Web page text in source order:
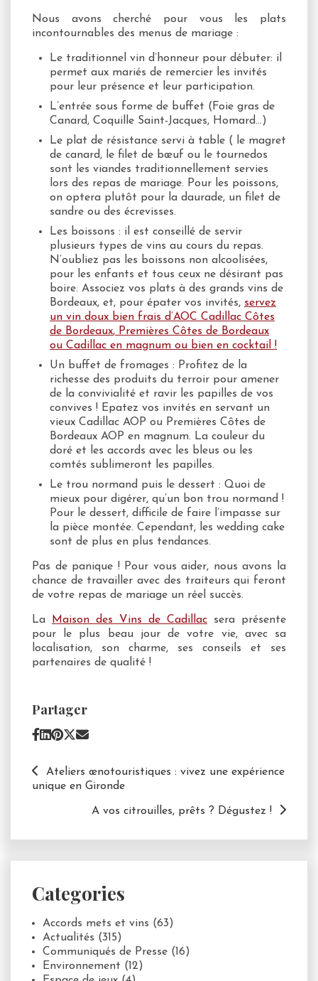
Nous avons cherché pour vous les plats
incontournables des menus de mariage :
Le traditionnel vin d’honneur pour débuter: il
permet aux mariés de remercier les invités
pour leur présence et leur participation.
L’entrée sous forme de buffet (Foie gras de
Canard, Coquille Saint-Jacques, Homard…)
Le plat de résistance servi à table ( le magret
de canard, le filet de bœuf ou le tournedos
sont les viandes traditionnellement servies
lors des repas de mariage. Pour les poissons,
on optera plutôt pour la daurade, un filet de
sandre ou des écrevisses.
Les boissons : il est conseillé de servir
plusieurs types de vins au cours du repas.
N’oubliez pas les boissons non alcoolisées,
pour les enfants et tous ceux ne désirant pas
boire. Associez vos plats à des grands vins de
Bordeaux, et, pour épater vos invités, servez
un vin doux bien frais d’AOC Cadillac Côtes
de Bordeaux, Premières Côtes de Bordeaux
ou Cadillac en magnum ou bien en cocktail !
Un buffet de fromages : Profitez de la
richesse des produits du terroir pour amener
de la convivialité et ravir les papilles de vos
convives ! Epatez vos invités en servant un
vieux Cadillac AOP ou Premières Côtes de
Bordeaux AOP en magnum. La couleur du
doré et les accords avec les bleus ou les
comtés sublimeront les papilles.
Le trou normand puis le dessert : Quoi de
mieux pour digérer, qu’un bon trou normand !
Pour le dessert, difficile de faire l’impasse sur
la pièce montée. Cependant, les wedding cake
sont de plus en plus tendances.
Pas de panique ! Pour vous aider, nous avons la
chance de travailler avec des traiteurs qui feront
de votre repas de mariage un réel succès.
La Maison des Vins de Cadillac sera présente
pour le plus beau jour de votre vie, avec sa
localisation, son charme, ses conseils et ses
partenaires de qualité !
Partager
Ateliers œnotouristiques : vivez une expérience
unique en Gironde
A vos citrouilles, prêts ? Dégustez !
Categories
Accords mets et vins (63)
Actualités (315)
Communiqués de Presse (16)
Environnement (12)